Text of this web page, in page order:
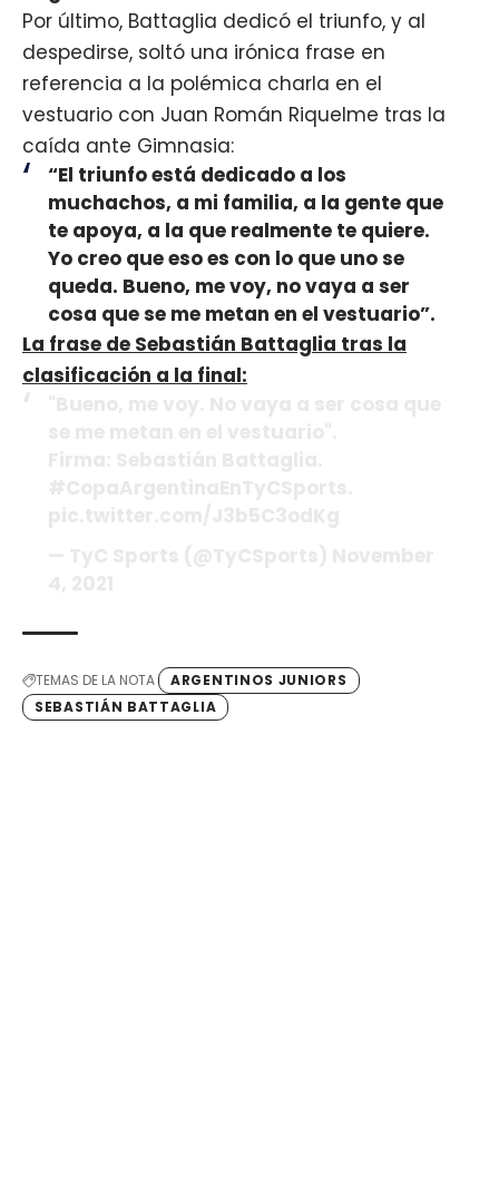
Por último, Battaglia dedicó el triunfo, y al
despedirse, soltó una irónica frase en
referencia a la polémica charla en el
vestuario con Juan Román Riquelme tras la
caída ante Gimnasia:
“El triunfo está dedicado a los
muchachos, a mi familia, a la gente que
te apoya, a la que realmente te quiere.
Yo creo que eso es con lo que uno se
queda. Bueno, me voy, no vaya a ser
cosa que se me metan en el vestuario”.
La frase de Sebastián Battaglia tras la
clasificación a la final:
TEMAS DE LA NOTA
ARGENTINOS JUNIORS
SEBASTIÁN BATTAGLIA